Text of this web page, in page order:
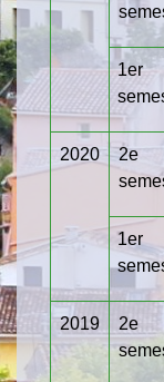
1er
2020 2e
1er
2019 2e